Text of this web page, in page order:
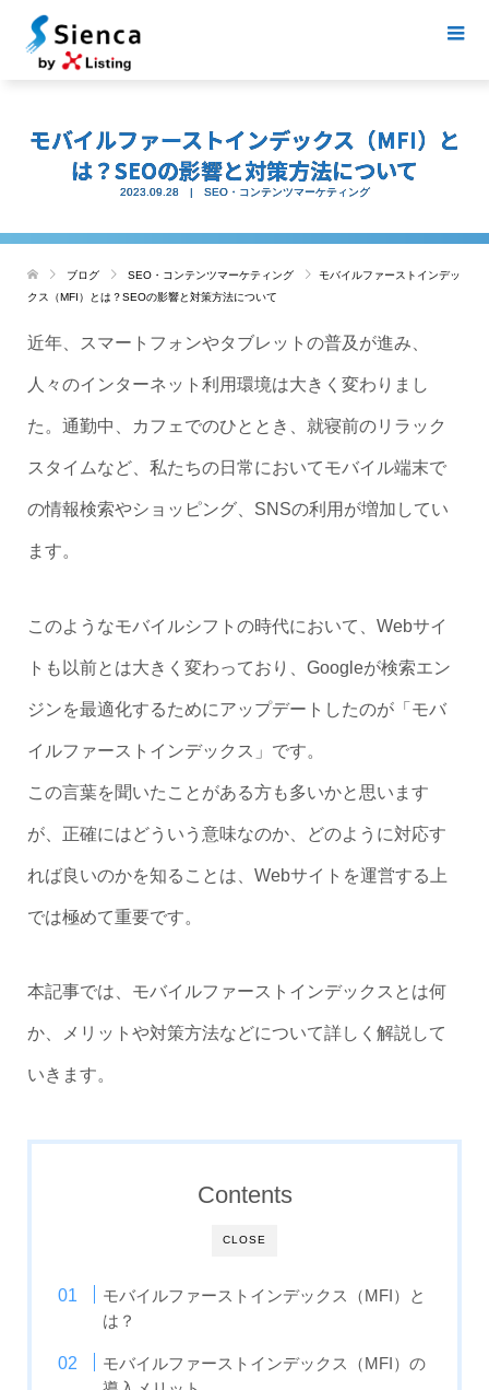
モバイルファーストインデックス（MFI）と
は？SEOの影響と対策方法について
2023.09.28 SEO・コンテンツマーケティング
ブログ SEO・コンテンツマーケティング
モバイルファーストインデッ
クス（MFI）とは？SEOの影響と対策方法について
近年、スマートフォンやタブレットの普及が進み、
人々のインターネット利用環境は大きく変わりまし
た。通勤中、カフェでのひととき、就寝前のリラック
スタイムなど、私たちの日常においてモバイル端末で
の情報検索やショッピング、SNSの利用が増加してい
ます。
このようなモバイルシフトの時代において、Webサイ
トも以前とは大きく変わっており、Googleが検索エン
ジンを最適化するためにアップデートしたのが「モバ
イルファーストインデックス」です。
この言葉を聞いたことがある方も多いかと思います
が、正確にはどういう意味なのか、どのように対応す
れば良いのかを知ることは、Webサイトを運営する上
では極めて重要です。
本記事では、モバイルファーストインデックスとは何
か、メリットや対策方法などについて詳しく解説して
いきます。
CLOSE
Contents
モバイルファーストインデックス（MFI）と
は？
モバイルファーストインデックス（MFI）の